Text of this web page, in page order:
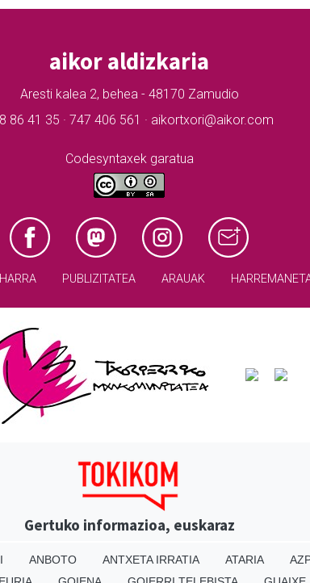
aikor aldizkaria
Aresti kalea 2, behea - 48170 Zamudio
86 41 35 · 747 406 561 · aikortxori@aikor.com
Codesyntaxek garatua
PUBLIZITATEA ARAUAK
Gertuko informazioa, euskaraz
ANBOTO ANTXETA IRRATIA ATARIA